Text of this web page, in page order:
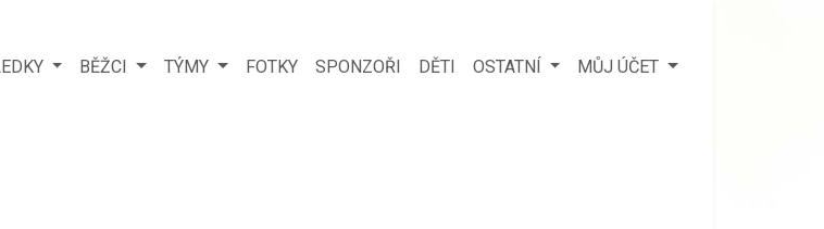
BĚŽCI TÝMY FOTKY SPONZOŘI DĚTI OSTATNÍ MŮJ ÚČET